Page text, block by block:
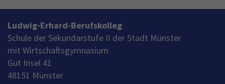
Ludwig-Erhard-Berufskolleg
Schule der Sekundarstufe II der Stadt Münster
mit Wirtschaftsgymnasium
Gut Insel 41
48151 Münster